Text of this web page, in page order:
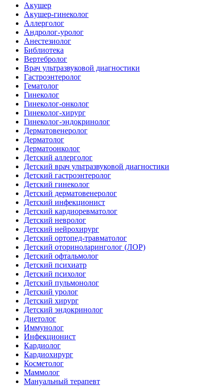
Акушер
Акушер-гинеколог
Аллерголог
Андролог-уролог
Анестезиолог
Библиотека
Вертебролог
Врач ультразвуковой диагностики
Гастроэнтеролог
Гематолог
Гинеколог
Гинеколог-онколог
Гинеколог-хирург
Гинеколог-эндокринолог
Дерматовенеролог
Дерматолог
Дерматоонколог
Детский аллерголог
Детский врач ультразвуковой диагностики
Детский гастроэнтеролог
Детский гинеколог
Детский дерматовенеролог
Детский инфекционист
Детский кардиоревматолог
Детский невролог
Детский нейрохирург
Детский ортопед-травматолог
Детский оториноларинголог (ЛОР)
Детский офтальмолог
Детский психиатр
Детский психолог
Детский пульмонолог
Детский уролог
Детский хирург
Детский эндокринолог
Диетолог
Иммунолог
Инфекционист
Кардиолог
Кардиохирург
Косметолог
Маммолог
Мануальный терапевт